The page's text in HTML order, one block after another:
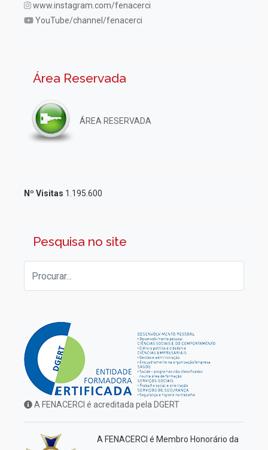
www.instagram.com/fenacerci
YouTube/channel/fenacerci
Área Reservada
ÁREA RESERVADA
Nº Visitas 1.195.600
Pesquisa no site
A FENACERCI é acreditada pela DGERT
A FENACERCI é Membro Honorário da